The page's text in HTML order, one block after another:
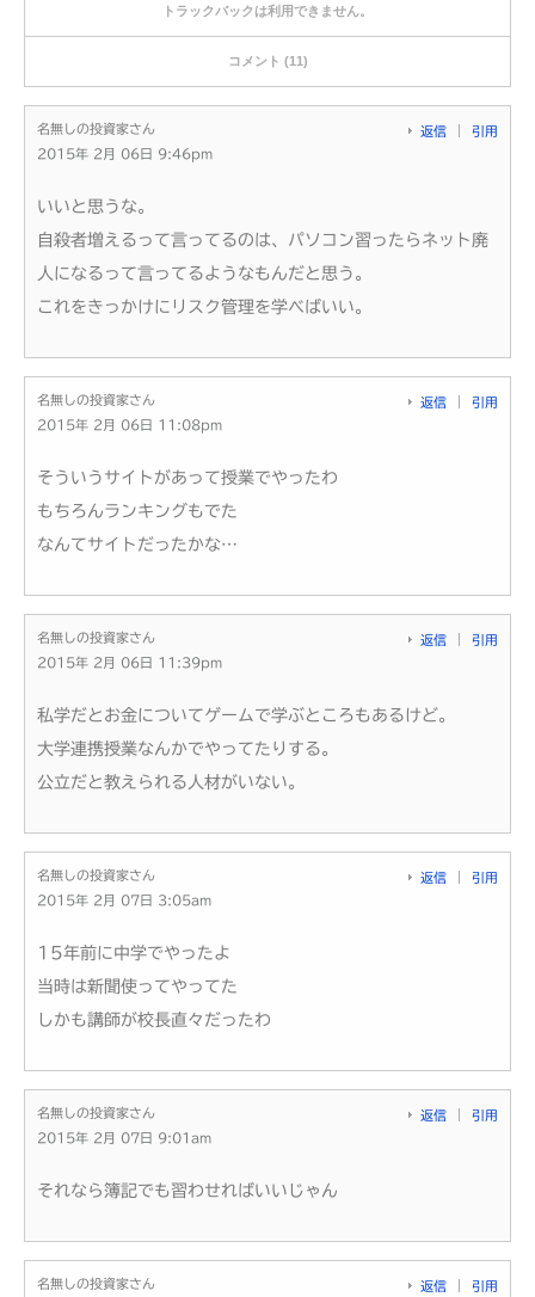
トラックバックは利用できません。
コメント (11)
名無しの投資家さん
2015年 2月 06日 9:46pm
返信 引用
いいと思うな。
自殺者増えるって言ってるのは、パソコン習ったらネット廃
人になるって言ってるようなもんだと思う。
これをきっかけにリスク管理を学べばいい。
名無しの投資家さん
2015年 2月 06日 11:08pm
返信 引用
そういうサイトがあって授業でやったわ
もちろんランキングもでた
なんてサイトだったかな…
名無しの投資家さん
2015年 2月 06日 11:39pm
返信 引用
私学だとお金についてゲームで学ぶところもあるけど。
大学連携授業なんかでやってたりする。
公立だと教えられる人材がいない。
名無しの投資家さん
2015年 2月 07日 3:05am
返信 引用
15年前に中学でやったよ
当時は新聞使ってやってた
しかも講師が校長直々だったわ
名無しの投資家さん
2015年 2月 07日 9:01am
返信 引用
それなら簿記でも習わせればいいじゃん
名無しの投資家さん 返信 引用